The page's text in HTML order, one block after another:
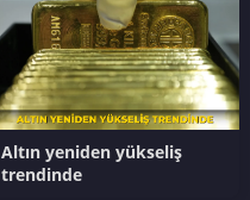
Altın yeniden yükseliş
trendinde